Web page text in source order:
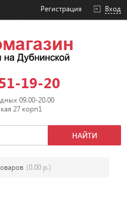
Вход
Регистрация
19-20
09.00-20.00
27 корп1
(0.00 р.)